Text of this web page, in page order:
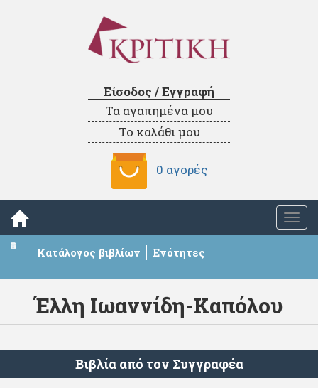
Είσοδος / Εγγραφή
Τα αγαπημένα μου
Το καλάθι μου
0 αγορές
Κατάλογος βιβλίων Ενότητες
Έλλη Ιωαννίδη-Καπόλου
Βιβλία από τον Συγγραφέα